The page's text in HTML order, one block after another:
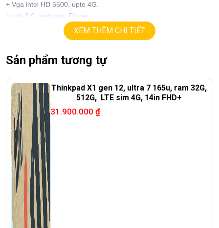
+ Vga intel HD 5500, upto 4G.
usb 3.0, webcam, Finger.
+ phím chiclet. có đèn phím.
Giá : 10.9tr
LAPTOP TRIỀU PHÁT – UY TÍN – CHẤT LƯỢNG – GIÁ RẺ.
Website : LAPTOP TRIỀU PHÁT
ĐT: 0939.008.008
Face. Viber. Zalo :
ĐC: 60/26 Đồng Đen, p.14, Tân Bình
Web:
https://laptoptrieuphat.com
<<< Tất cả sản phẩm Laptop Triều Phát đều được bao ra hãng
check! >>>
XEM THÊM CHI TIẾT
Sản phẩm tương tự
Thinkpad X1 gen 12, ultra 7 165u, ram 32G,
512G, LTE sim 4G, 14in FHD+
31.900.000 ₫